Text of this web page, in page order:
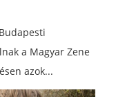
a Magyar Zene
azok...